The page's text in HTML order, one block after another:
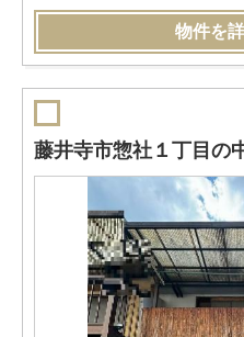
物件を
藤井寺市惣社１丁目の